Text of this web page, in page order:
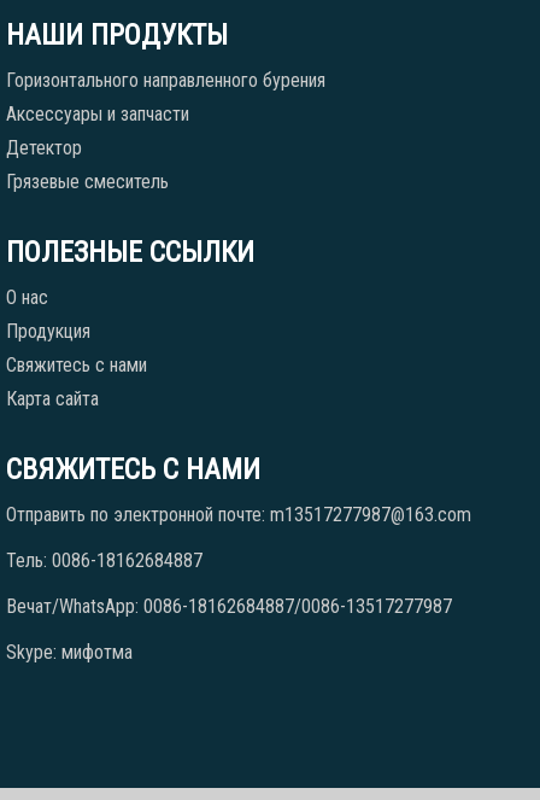
НАШИ ПРОДУКТЫ
Горизонтального направленного бурения
Аксессуары и запчасти
Детектор
Грязевые смеситель
ПОЛЕЗНЫЕ ССЫЛКИ
О нас
Продукция
Свяжитесь с нами
Карта сайта
СВЯЖИТЕСЬ С НАМИ
Отправить по электронной почте: m13517277987@163.com
Тель: 0086-18162684887
Вечат/WhatsApp: 0086-18162684887/0086-13517277987
Skype: мифотма